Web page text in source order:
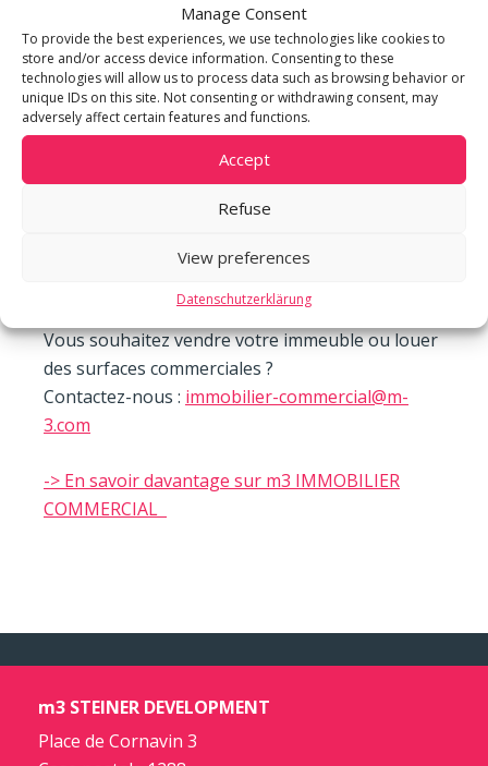
Manage Consent
To provide the best experiences, we use technologies like cookies to
store and/or access device information. Consenting to these
technologies will allow us to process data such as browsing behavior or
unique IDs on this site. Not consenting or withdrawing consent, may
adversely affect certain features and functions.
Accept
Refuse
View preferences
Datenschutzerklärung
de surfaces de bureaux, notre cliente dispose
maintenant d’un véritable lieu de vie à la hauteur
de ses ambitions », indique Laura Perrot,
représentante locataires en charge du dossier.
m3 IMMOBILIER COMMERCIAL a réalisé ces 2
dernières années des transactions immobilières
location plus de 48’000 m2de surfaces
Vous souhaitez vendre votre immeuble ou louer
des surfaces commerciales ?
Contactez-nous : immobilier-commercial@m-
3.com
-> En savoir davantage sur m3 IMMOBILIER
COMMERCIAL
m3 STEINER DEVELOPMENT
Place de Cornavin 3